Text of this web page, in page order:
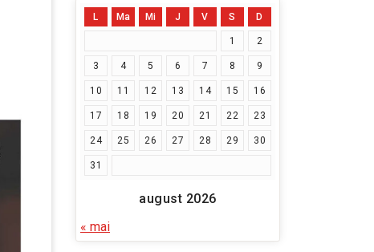
august 2026
L Ma Mi J V S D
1 2
3 4 5 6 7 8 9
10 11 12 13 14 15 16
17 18 19 20 21 22 23
24 25 26 27 28 29 30
31
« mai